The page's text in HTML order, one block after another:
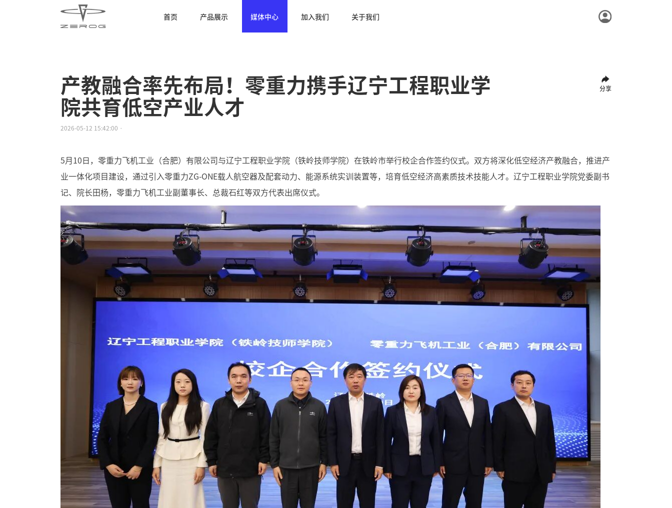
首页 产品展示 媒体中心 加入我们 关于我们
产教融合率先布局！零重力携手辽宁工程职业学
院共育低空产业人才
2026-05-12 15:42:00 ·
分享
5月10日，零重力飞机工业（合肥）有限公司与辽宁工程职业学院（铁岭技师学院）在铁岭市举行校企合作签约仪式。 双方将深化低空经济产教融合，推进产
业一体化项目建设，通过引入零重力ZG-ONE载人航空器及配套动力、能源系统实训装置等，培育低空经济高素质技术技能人才。 辽宁工程职业学院党委副书
记、院长田杨，零重力飞机工业副董事长、总裁石红等双方代表出席仪式。